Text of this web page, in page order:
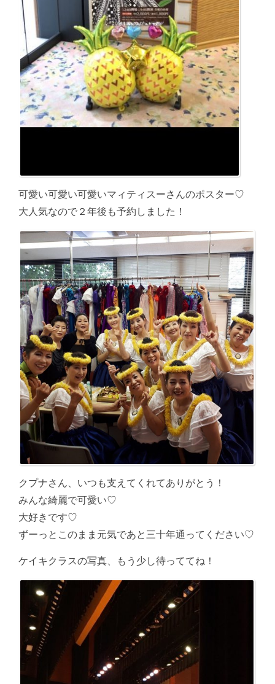
可愛い可愛い可愛いマィティスーさんのポスター♡
大人気なので２年後も予約しました！
クプナさん、いつも支えてくれてありがとう！
みんな綺麗で可愛い♡
大好きです♡
ずーっとこのまま元気であと三十年通ってください♡
ケイキクラスの写真、もう少し待っててね！